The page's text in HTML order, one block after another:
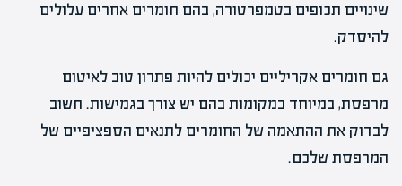
שינויים תכופים בטמפרטורה, בהם חומרים אחרים עלולים
להיסדק.
גם חומרים אקריליים יכולים להיות פתרון טוב לאיטום
מרפסת, במיוחד במקומות בהם יש צורך בגמישות. חשוב
לבדוק את ההתאמה של החומרים לתנאים הספציפיים של
המרפסת שלכם.